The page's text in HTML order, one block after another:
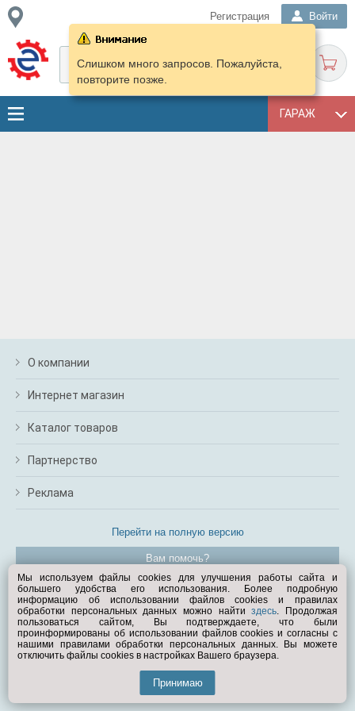
Регистрация Войти
ГАРАЖ
Слишком много запросов. Пожалуйста,
повторите позже.
О компании
Интернет магазин
Каталог товаров
Партнерство
Реклама
Перейти на полную версию
Вам помочь?
© Exist.ru 1998—2026
Мы используем файлы cookies для улучшения работы сайта и
большего удобства его использования. Более подробную
информацию об использовании файлов cookies и правилах
обработки персональных данных можно найтиздесь. Продолжая
пользоваться сайтом, Вы подтверждаете, что были
проинформированы об использовании файлов cookies и согласны с
нашими правилами обработки персональных данных. Вы можете
отключить файлы cookies в настройках Вашего браузера.
Принимаю